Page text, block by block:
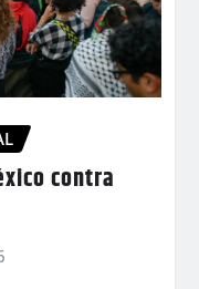
contra